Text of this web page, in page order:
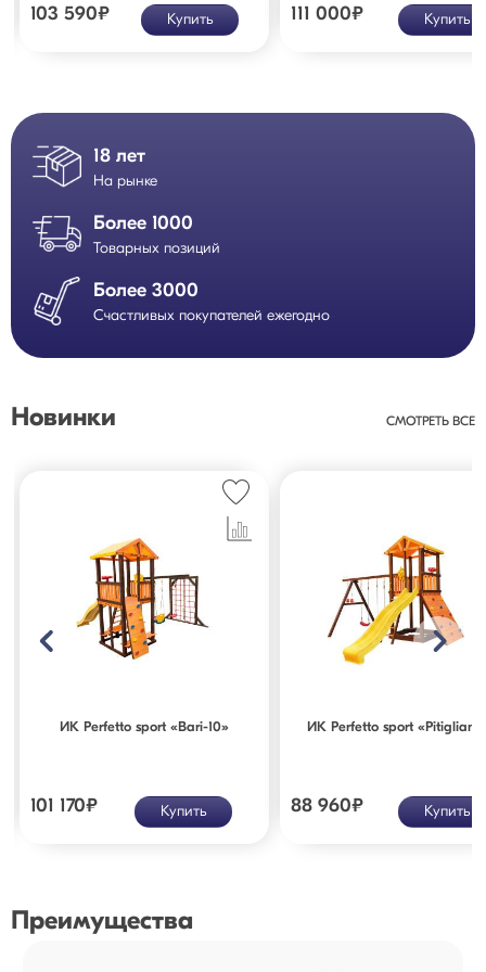
103 590₽ Купить 111 000₽ Купить
18 лет
На рынке
Более 1000
Товарных позиций
Более 3000
Счастливых покупателей ежегодно
Новинки СМОТРЕТЬ ВСЕ
ИК Perfetto sport «Bari-10»
101 170₽ Купить
ИК Perfetto sport
88 960₽ Купить
Преимущества